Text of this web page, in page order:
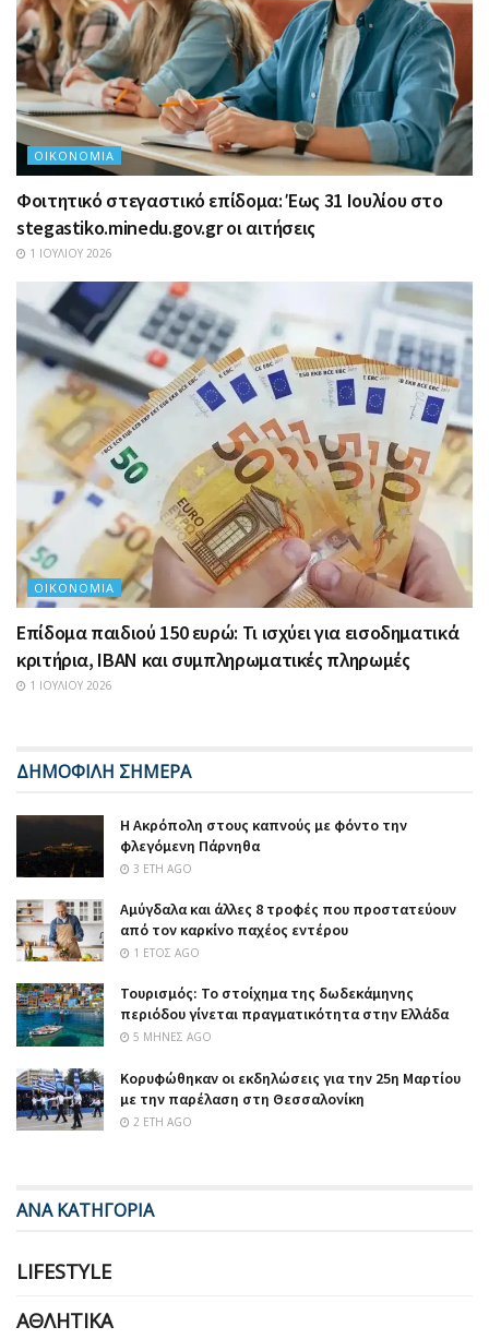
ΟΙΚΟΝΟΜΊΑ
Φοιτητικό στεγαστικό επίδομα: Έως 31 Ιουλίου στο
stegastiko.minedu.gov.gr οι αιτήσεις
1 ΙΟΥΛΊΟΥ 2026
ΟΙΚΟΝΟΜΊΑ
Επίδομα παιδιού 150 ευρώ: Τι ισχύει για εισοδηματικά
κριτήρια, IBAN και συμπληρωματικές πληρωμές
1 ΙΟΥΛΊΟΥ 2026
ΔΗΜΟΦΙΛΗ ΣΗΜΕΡΑ
Η Ακρόπολη στους καπνούς με φόντο την
φλεγόμενη Πάρνηθα
3 ΈΤΗ AGO
Αμύγδαλα και άλλες 8 τροφές που προστατεύουν
από τον καρκίνο παχέος εντέρου
1 ΈΤΟΣ AGO
Τουρισμός: Το στοίχημα της δωδεκάμηνης
περιόδου γίνεται πραγματικότητα στην Ελλάδα
5 ΜΉΝΕΣ AGO
Κορυφώθηκαν οι εκδηλώσεις για την 25η Μαρτίου
με την παρέλαση στη Θεσσαλονίκη
2 ΈΤΗ AGO
ΑΝΑ ΚΑΤΗΓΟΡΙΑ
LIFESTYLE
ΑΘΛΗΤΙΚΆ